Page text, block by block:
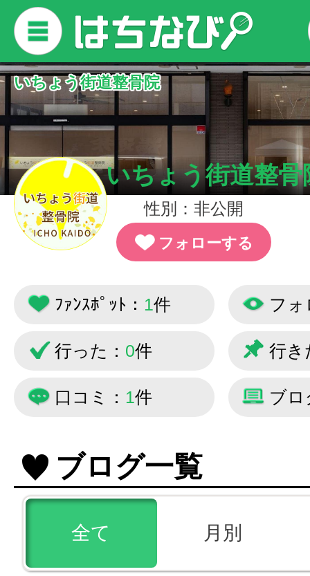
いちょう街道整骨院
いちょう街道整骨
性別：非公開
フォローする
ﾌｧﾝｽﾎﾟｯﾄ： 1件 フォ
行った： 0件 行き
口コミ： 1件 ブロ
ブログ一覧
全て 月別